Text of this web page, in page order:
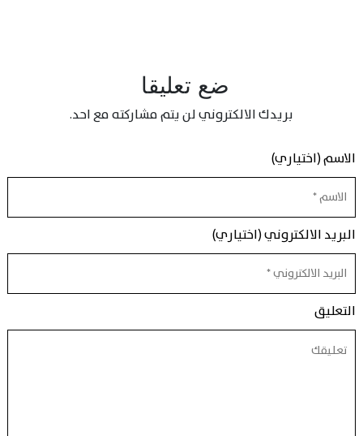
ضع تعليقا
بريدك الالكتروني لن يتم مشاركته مع احد.
الاسم (اختياري)
البريد الالكتروني (اختياري)
التعليق